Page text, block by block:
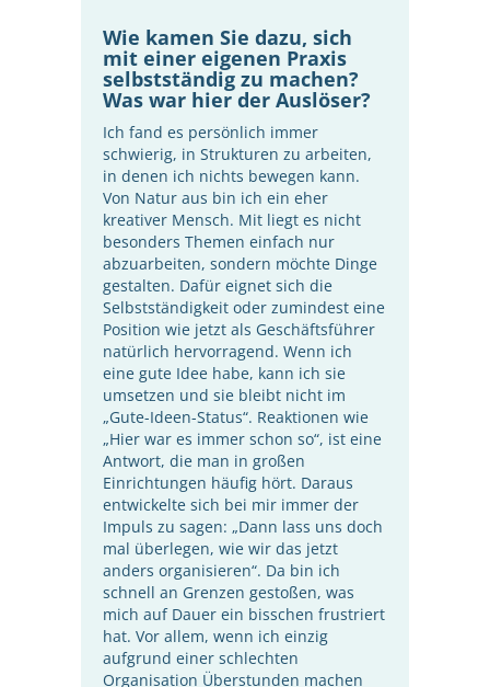
Wie kamen Sie dazu, sich
mit einer eigenen Praxis
selbstständig zu machen?
Was war hier der Auslöser?
Ich fand es persönlich immer
schwierig, in Strukturen zu arbeiten,
in denen ich nichts bewegen kann.
Von Natur aus bin ich ein eher
kreativer Mensch. Mit liegt es nicht
besonders Themen einfach nur
abzuarbeiten, sondern möchte Dinge
gestalten. Dafür eignet sich die
Selbstständigkeit oder zumindest eine
Position wie jetzt als Geschäftsführer
natürlich hervorragend. Wenn ich
eine gute Idee habe, kann ich sie
umsetzen und sie bleibt nicht im
„Gute-Ideen-Status“. Reaktionen wie
„Hier war es immer schon so“, ist eine
Antwort, die man in großen
Einrichtungen häufig hört. Daraus
entwickelte sich bei mir immer der
Impuls zu sagen: „Dann lass uns doch
mal überlegen, wie wir das jetzt
anders organisieren“. Da bin ich
schnell an Grenzen gestoßen, was
mich auf Dauer ein bisschen frustriert
hat. Vor allem, wenn ich einzig
aufgrund einer schlechten
Organisation Überstunden machen